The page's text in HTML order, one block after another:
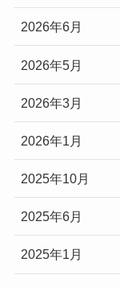
2026年6月
2026年5月
2026年3月
2026年1月
2025年10月
2025年6月
2025年1月